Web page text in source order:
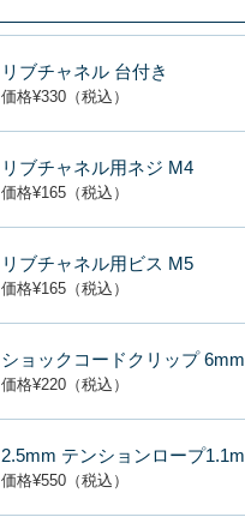
リブチャネル 台付き
価格¥330（税込）
リブチャネル用ネジ M4
価格¥165（税込）
リブチャネル用ビス M5
価格¥165（税込）
ショックコードクリップ 6mm
価格¥220（税込）
2.5mm テンションロープ1.1m
価格¥550（税込）